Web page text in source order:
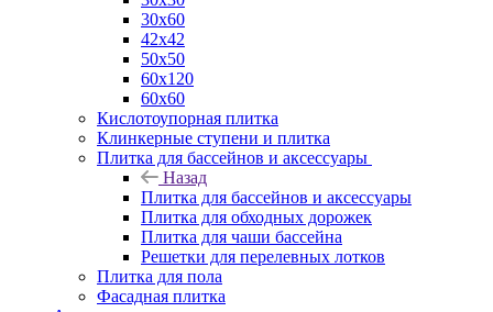
30х60
42х42
50х50
60х120
60х60
Кислотоупорная плитка
Клинкерные ступени и плитка
Плитка для бассейнов и аксессуары
Назад
Плитка для бассейнов и аксессуары
Плитка для обходных дорожек
Плитка для чаши бассейна
Решетки для перелевных лотков
Плитка для пола
Фасадная плитка